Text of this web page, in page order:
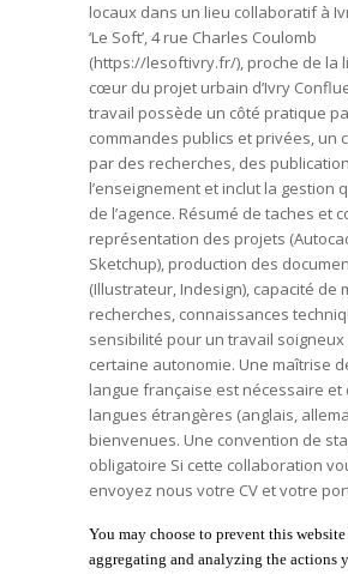
locaux dans un lieu collaboratif à
‘Le Soft’, 4 rue Charles Coulomb
(https://lesoftivry.fr/), proche de la
cœur du projet urbain d’Ivry
travail possède un côté pratique
commandes publics et privées, un
par des recherches, des
l’enseignement et inclut la gestion
de l’agence. Résumé de taches et
représentation des projets
Sketchup), production des
(Illustrateur, Indesign), capacité de
recherches, connaissances
sensibilité pour un travail soigneux
certaine autonomie. Une maîtrise
langue française est nécessaire et
langues étrangères (anglais,
bienvenues. Une convention de
obligatoire Si cette collaboration
envoyez nous votre CV et votre
You may choose to prevent this
aggregating and analyzing the actions